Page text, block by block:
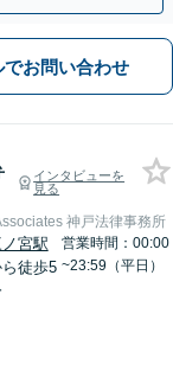
でお問い合わせ
インタビューを
見る
神戸法律事務所
宮駅
徒歩5
営業時間：00:00
~23:59（平日）